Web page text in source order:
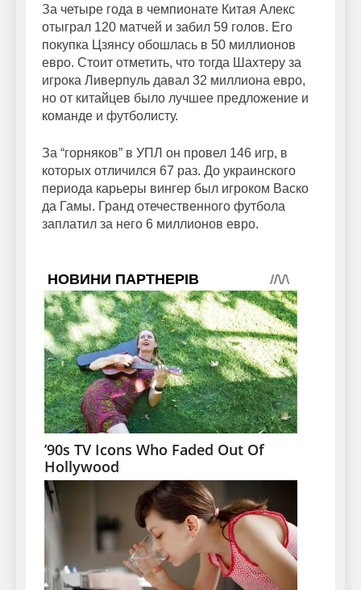
За четыре года в чемпионате Китая Алекс
отыграл 120 матчей и забил 59 голов. Его
покупка Цзянсу обошлась в 50 миллионов
евро. Стоит отметить, что тогда Шахтеру за
игрока Ливерпуль давал 32 миллиона евро,
но от китайцев было лучшее предложение и
команде и футболисту.
За “горняков” в УПЛ он провел 146 игр, в
которых отличился 67 раз. До украинского
периода карьеры вингер был игроком Васко
да Гамы. Гранд отечественного футбола
заплатил за него 6 миллионов евро.